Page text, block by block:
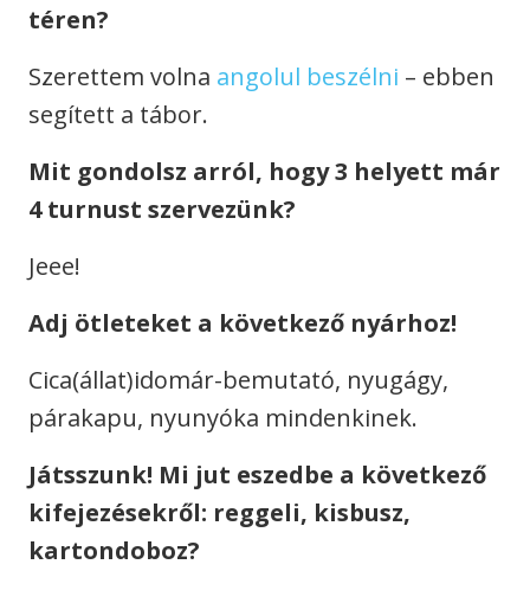
téren?
Szerettem volna angolul beszélni – ebben
segített a tábor.
Mit gondolsz arról, hogy 3 helyett már
4 turnust szervezünk?
Jeee!
Adj ötleteket a következő nyárhoz!
Cica(állat)idomár-bemutató, nyugágy,
párakapu, nyunyóka mindenkinek.
Játsszunk! Mi jut eszedbe a következő
kifejezésekről: reggeli, kisbusz,
kartondoboz?